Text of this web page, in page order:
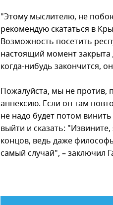
"Этому мыслителю, не
рекомендую скататься в
Возможность посетить
настоящий момент закрыта
когда-нибудь закончится,
Пожалуйста, мы не против,
аннексию. Если он там
не надо будет потом
выйти и сказать:
концов, ведь даже
самый случай", – заключил